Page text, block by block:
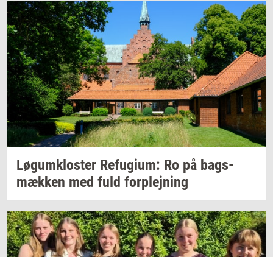
Løgum­klo­ster Re­fu­gi­um: Ro på bags­
mæk­ken med fuld for­plej­ning